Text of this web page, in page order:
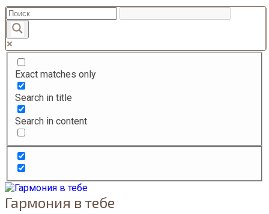
Перейти
к
содержанию
Exact matches only
Search in title
Search in content
Гармония в тебе